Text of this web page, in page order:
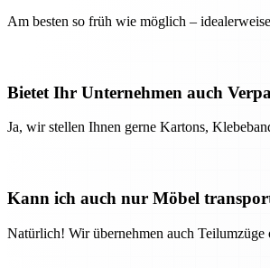
Am besten so früh wie möglich –
Bietet Ihr Unternehmen auch
Ja, wir stellen Ihnen gerne Kartons,
Kann ich auch nur Möbel
Natürlich! Wir übernehmen auch Teilumzüge